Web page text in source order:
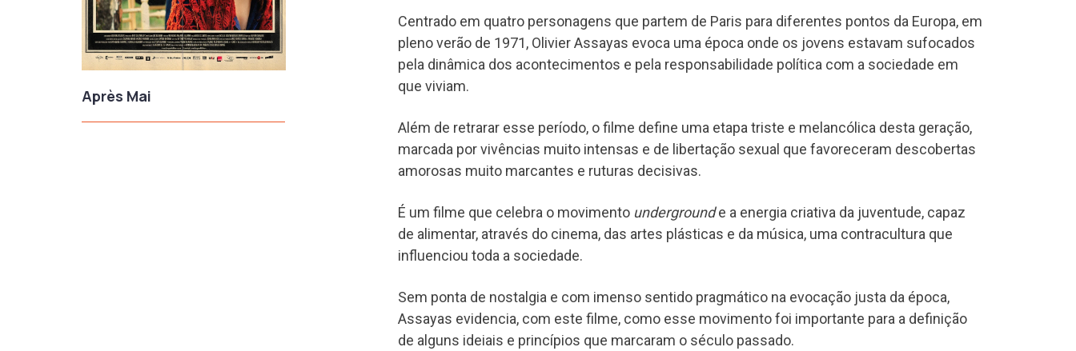
Après Mai
Centrado em quatro personagens que partem de Paris para diferentes pontos da Europa, em
pleno verão de 1971, Olivier Assayas evoca uma época onde os jovens estavam sufocados
pela dinâmica dos acontecimentos e pela responsabilidade política com a sociedade em
que viviam.
Além de retrarar esse período, o filme define uma etapa triste e melancólica desta geração,
marcada por vivências muito intensas e de libertação sexual que favoreceram descobertas
amorosas muito marcantes e ruturas decisivas.
É um filme que celebra o movimento undergrounde a energia criativa da juventude, capaz
de alimentar, através do cinema, das artes plásticas e da música, uma contracultura que
influenciou toda a sociedade.
Sem ponta de nostalgia e com imenso sentido pragmático na evocação justa da época,
Assayas evidencia, com este filme, como esse movimento foi importante para a definição
de alguns ideiais e princípios que marcaram o século passado.